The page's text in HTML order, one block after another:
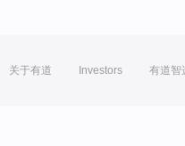
关于有道 Investors 有道智